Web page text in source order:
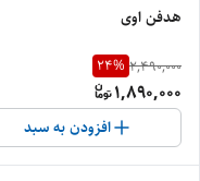
هدفن اوی
2,490,000
24%
1,890,000
افزودن به سبد